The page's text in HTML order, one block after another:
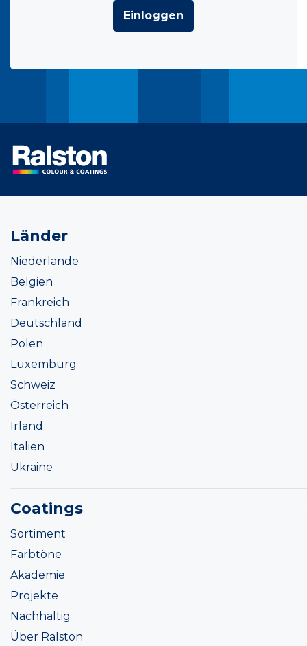
Einloggen
Länder
Niederlande
Belgien
Frankreich
Deutschland
Polen
Luxemburg
Schweiz
Österreich
Irland
Italien
Ukraine
Coatings
Sortiment
Farbtöne
Akademie
Projekte
Nachhaltig
Über Ralston